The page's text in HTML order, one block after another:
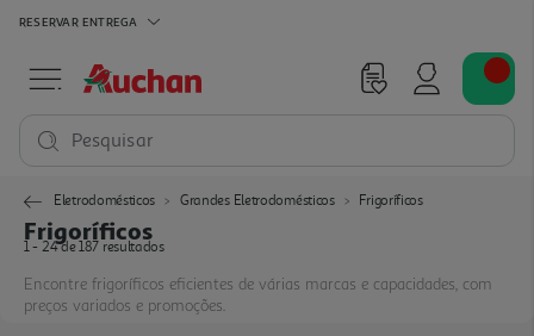
RESERVAR ENTREGA
Pesquisar
Eletrodomésticos Grandes Eletrodomésticos Frigoríficos
Frigoríficos
1 - 24 de 187 resultados
Encontre frigoríficos eficientes de várias marcas e capacidades, com
preços variados e promoções.